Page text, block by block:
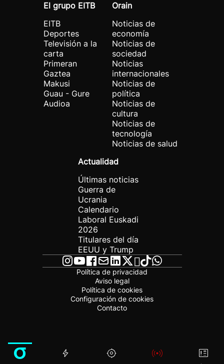
El grupo EITB
EITB
Deportes
Televisión a la
carta
Primeran
Gaztea
Makusi
Guau - Gure
Audioa
Orain
Noticias de
economía
Noticias de
sociedad
Noticias
internacionales
Noticias de
política
Noticias de
cultura
Noticias de
tecnología
Noticias de salud
Actualidad
Últimas noticias
Guerra de
Ucrania
Calendario
Laboral Euskadi
2026
Titulares del día
EEUU y Trump
Política de privacidad
Aviso legal
Política de cookies
Configuración de cookies
Contacto